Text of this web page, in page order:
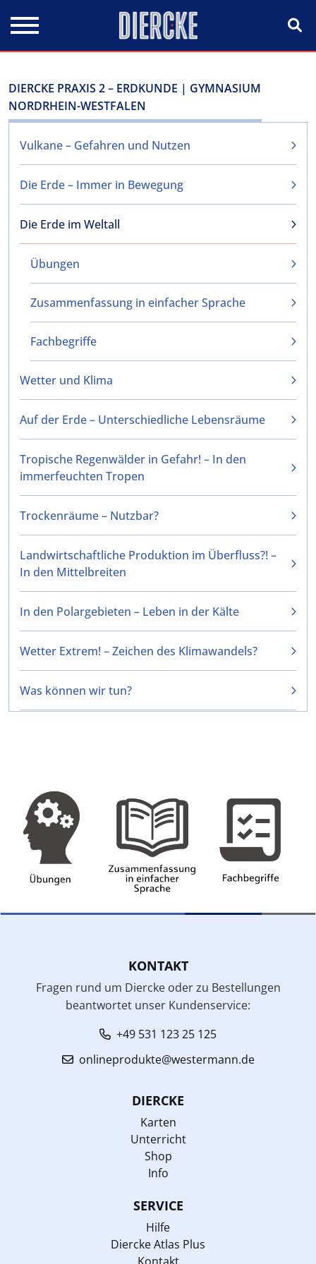
DIERCKE PRAXIS 2 – ERDKUNDE | GYMNASIUM
NORDRHEIN-WESTFALEN
Vulkane – Gefahren und Nutzen
Die Erde – Immer in Bewegung
Die Erde im Weltall
Übungen
Zusammenfassung in einfacher Sprache
Fachbegriffe
Wetter und Klima
Auf der Erde – Unterschiedliche Lebensräume
Tropische Regenwälder in Gefahr! – In den
immerfeuchten Tropen
Trockenräume – Nutzbar?
Landwirtschaftliche Produktion im Überfluss?! –
In den Mittelbreiten
In den Polargebieten – Leben in der Kälte
Wetter Extrem! – Zeichen des Klimawandels?
Was können wir tun?
KONTAKT
Fragen rund um Diercke oder zu Bestellungen
beantwortet unser Kundenservice:
+49 531 123 25 125
onlineprodukte@westermann.de
DIERCKE
Karten
Unterricht
Shop
Info
SERVICE
Hilfe
Diercke Atlas Plus